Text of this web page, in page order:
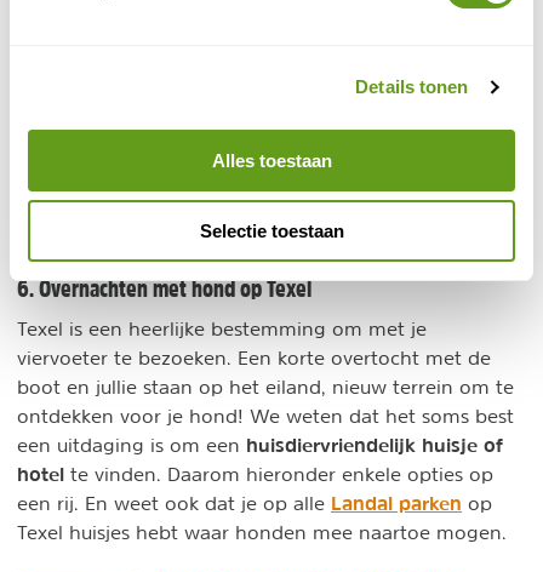
Details tonen
Alles toestaan
Selectie toestaan
Back to basic.
Lekker in de natuur, vlakbij de boot.
BEKIJK
6. Overnachten met hond op Texel
Texel is een heerlijke bestemming om met je
viervoeter te bezoeken. Een korte overtocht met de
boot en jullie staan op het eiland, nieuw terrein om te
ontdekken voor je hond! We weten dat het soms best
een uitdaging is om een huisdiervriendelijk huisje of
hotel te vinden. Daarom hieronder enkele opties op
een rij. En weet ook dat je op alle Landal parken op
Texel huisjes hebt waar honden mee naartoe mogen.